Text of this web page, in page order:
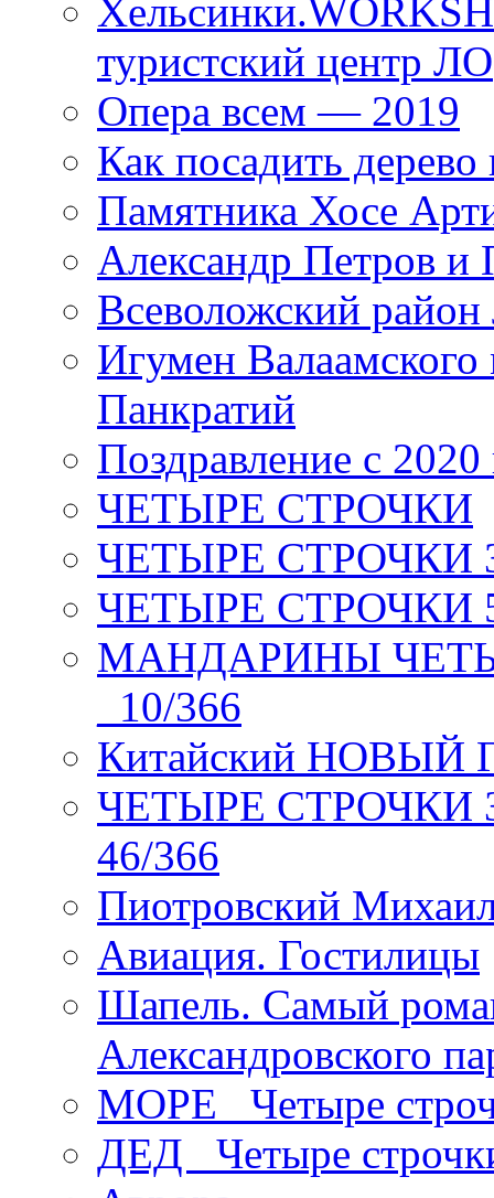
туристский центр ЛО
Опера всем — 2019
Как посадить дерево
Памятника Хосе
Александр Петров и
Всеволожский район
Игумен
Панкратий
Поздравление с 2020
ЧЕТЫРЕ СТРОЧКИ
ЧЕТЫРЕ СТРОЧКИ 3
ЧЕТЫРЕ СТРОЧКИ 5
МАНДАРИНЫ
_10/366
Китайский НОВЫЙ
ЧЕТЫРЕ СТРОЧКИ
46/366
Пиотровский
Авиация. Гостилицы
Шапель. Самый
Александровского
МОРЕ _Четыре
ДЕД _Четыре